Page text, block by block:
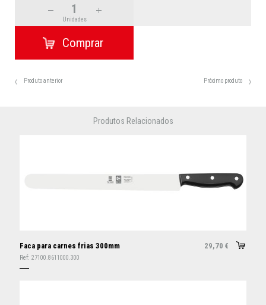
Unidades
Produto anterior Próximo produto
Produtos Relacionados
Faca para carnes frias 300mm 29,70 €
Ref: 27100.8611000.300